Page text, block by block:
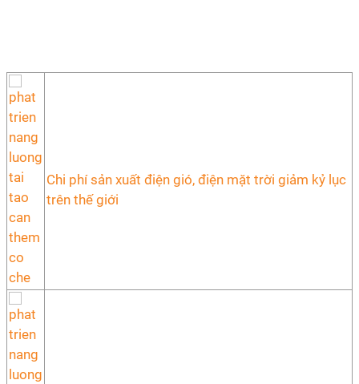
Chi phí sản xuất điện gió, điện mặt trời giảm kỷ lục
trên thế giới